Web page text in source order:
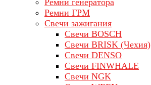
Ремни генератора
Ремни ГРМ
Свечи зажигания
Свечи BOSCH
Свечи BRISK (Чехия)
Свечи DENSO
Свечи FINWHALE
Свечи NGK